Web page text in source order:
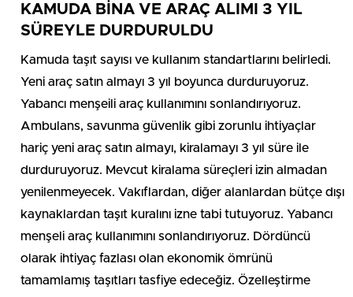
KAMUDA BİNA VE ARAÇ ALIMI 3 YIL
SÜREYLE DURDURULDU
Kamuda taşıt sayısı ve kullanım standartlarını belirledi.
Yeni araç satın almayı 3 yıl boyunca durduruyoruz.
Yabancı menşeili araç kullanımını sonlandırıyoruz.
Ambulans, savunma güvenlik gibi zorunlu ihtiyaçlar
hariç yeni araç satın almayı, kiralamayı 3 yıl süre ile
durduruyoruz. Mevcut kiralama süreçleri izin almadan
yenilenmeyecek. Vakıflardan, diğer alanlardan bütçe dışı
kaynaklardan taşıt kuralını izne tabi tutuyoruz. Yabancı
menşeli araç kullanımını sonlandırıyoruz. Dördüncü
olarak ihtiyaç fazlası olan ekonomik ömrünü
tamamlamış taşıtları tasfiye edeceğiz. Özelleştirme